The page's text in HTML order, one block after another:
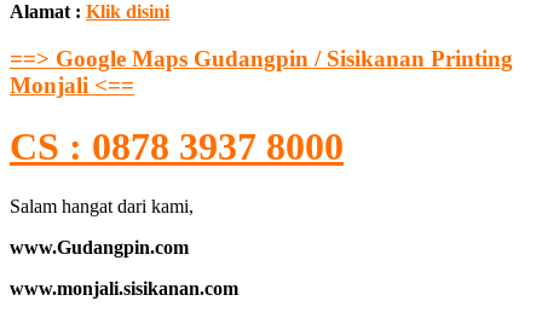
Alamat : Klik disini
==> Google Maps Gudangpin / Sisikanan Printing
Monjali <==
CS : 0878 3937 8000
Salam hangat dari kami,
www.Gudangpin.com
www.monjali.sisikanan.com